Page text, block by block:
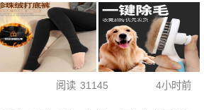
阅读 31145 4小时前